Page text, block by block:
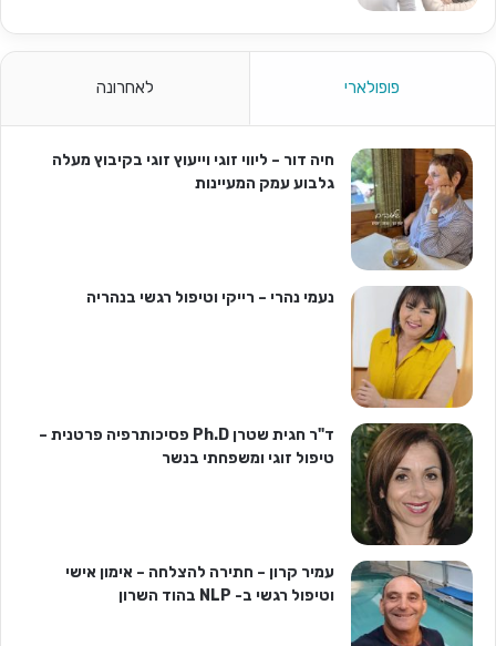
פופולארי לאחרונה
חיה דור – ליווי זוגי וייעוץ זוגי בקיבוץ מעלה
גלבוע עמק המעיינות
נעמי נהרי – רייקי וטיפול רגשי בנהריה
ד"ר חגית שטרן Ph.D פסיכותרפיה פרטנית –
טיפול זוגי ומשפחתי בנשר
עמיר קרון – חתירה להצלחה – אימון אישי
וטיפול רגשי ב- NLP בהוד השרון